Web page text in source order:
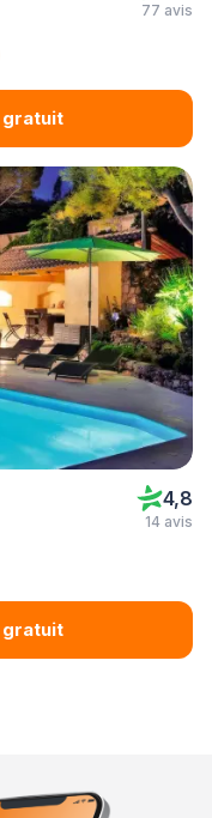
77 avis
gratuit
4,8
14 avis
gratuit